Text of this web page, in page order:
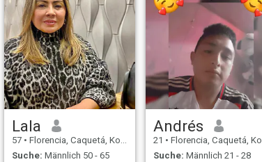
Lala
57 • Florencia, Caquetá, Kolumbien
Suche: Männlich 50 - 65
Andrés
21 • Florencia, Caquetá, Kolumbien
Suche: Männlich 21 - 28